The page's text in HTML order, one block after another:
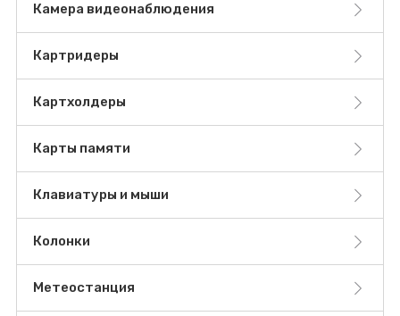
Камера видеонаблюдения
Картридеры
Картхолдеры
Карты памяти
Клавиатуры и мыши
Колонки
Метеостанция